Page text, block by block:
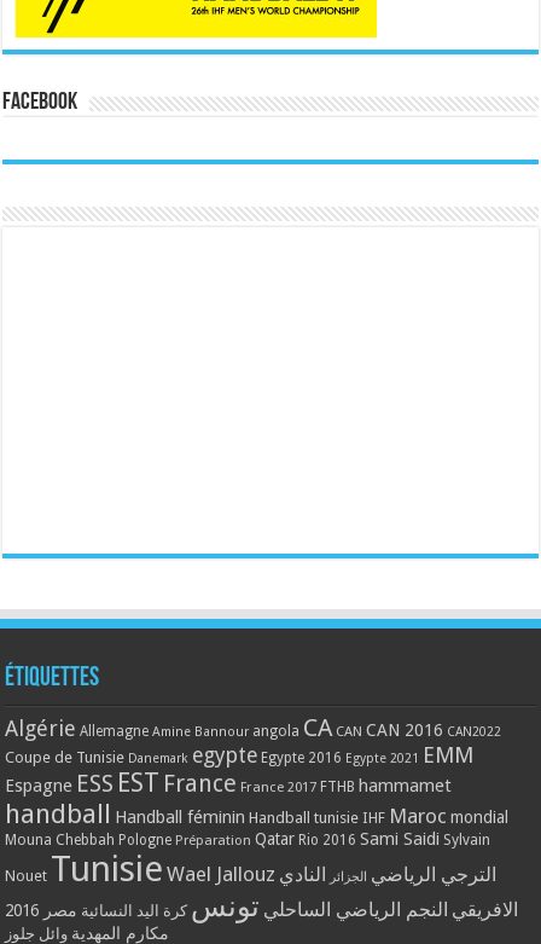
Facebook
Étiquettes
Algérie Allemagne Amine Bannour angola CA CAN CAN 2016 CAN2022
Coupe de Tunisie Danemark egypte Egypte 2016 Egypte 2021 EMM
Espagne ESS EST France France 2017 FTHB hammamet
handball Handball féminin Handball tunisie IHF Maroc mondial
Mouna Chebbah Pologne Préparation Qatar Rio 2016 Sami Saidi Sylvain
Nouet Tunisie Wael Jallouz الترجي الرياضي الجزائر النادي
الافريقي النجم الرياضي الساحلي تونس كرة اليد النسائية مصر 2016
مكارم المهدية وائل جلوز